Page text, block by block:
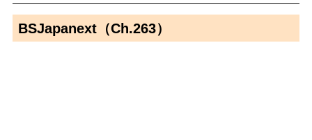
BSJapanext（Ch.263）